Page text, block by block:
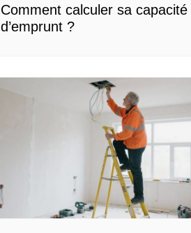
Comment calculer sa capacité
d’emprunt ?